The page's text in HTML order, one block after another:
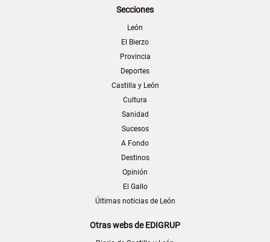
Secciones
León
El Bierzo
Provincia
Deportes
Castilla y León
Cultura
Sanidad
Sucesos
A Fondo
Destinos
Opinión
El Gallo
Últimas noticias de León
Otras webs de EDIGRUP